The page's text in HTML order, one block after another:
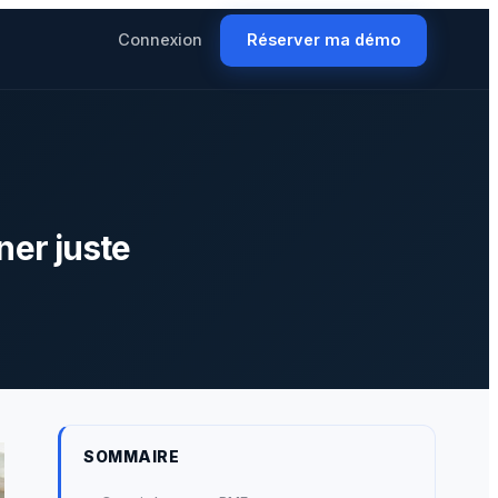
Connexion Réserver ma démo
juste
SOMMAIRE